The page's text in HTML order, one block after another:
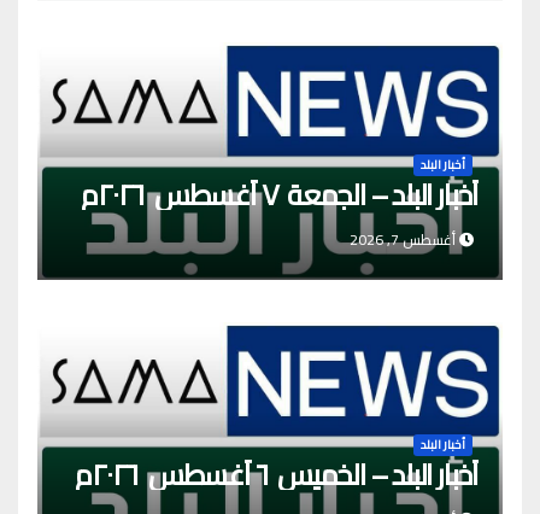
أخبار البلد
أخبار البلد – الجمعة ٧ أغسطس ٢٠٢٦م
أغسطس 7, 2026
أخبار البلد
أخبار البلد – الخميس ٦ أغسطس ٢٠٢٦م